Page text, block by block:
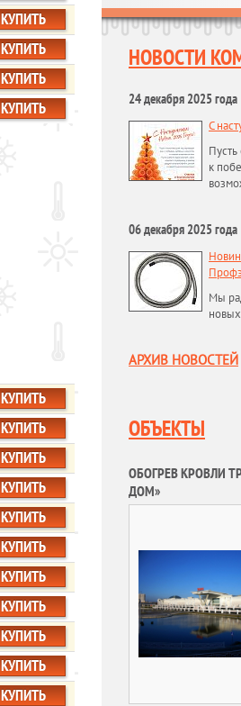
КУПИТЬ
КУПИТЬ
КУПИТЬ
КУПИТЬ
КУПИТЬ
КУПИТЬ
КУПИТЬ
КУПИТЬ
КУПИТЬ
КУПИТЬ
КУПИТЬ
КУПИТЬ
КУПИТЬ
КУПИТЬ
КУПИТЬ
НОВОСТИ
24 декабря 2025 года
С
к
06 декабря 2025 года
Мы
АРХИВ НОВОСТЕЙ
ОБЪЕКТЫ
ОБОГРЕВ КРОВЛИ
ДОМ»